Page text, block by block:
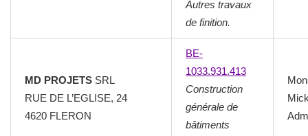
Autres travaux
de finition.
MD PROJETS SRL
RUE DE L’EGLISE, 24
4620 FLERON
BE-
1033.931.413
Construction
générale de
bâtiments